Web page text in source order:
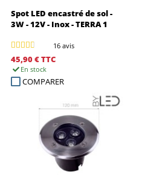
Spot LED encastré de sol -
3W - 12V - Inox - TERRA 1
16 avis
45,90 €TTC
En stock
COMPARER